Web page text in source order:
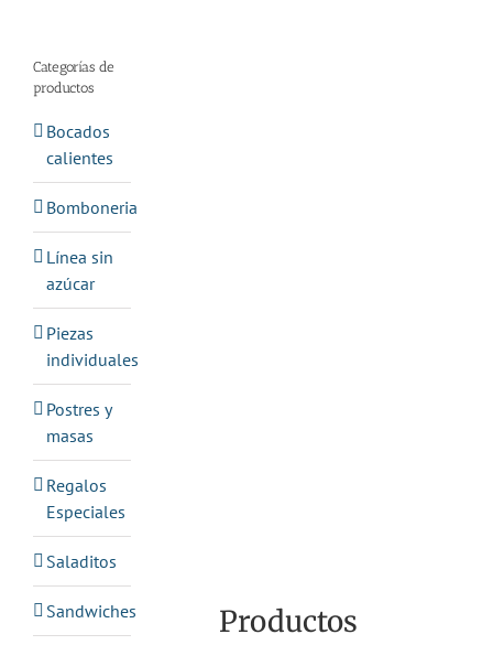
Productos
Categorías de
productos
Bocados
calientes
Bomboneria
Línea sin
azúcar
Piezas
individuales
Postres y
masas
Regalos
Especiales
Saladitos
Sandwiches